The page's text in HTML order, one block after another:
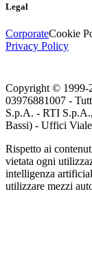
Legal
CorporateCookie
Privacy Policy
Copyright © 1999-
03976881007 -
S.p.A. - RTI
Bassi) - Uffici
Rispetto ai
vietata ogni
intelligenza
utilizzare mezzi